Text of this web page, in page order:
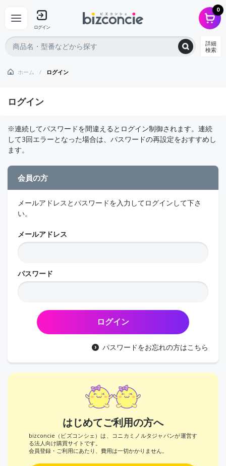
ログイン
0
詳細
検索
ホーム ログイン
ログイン
※連続してパスワードを間違えるとログイン制御されます。連続
して3回エラーとなった場合は、パスワードの再設定をおすすめし
ます。
会員の方
メールアドレス とパスワードを入力してログインして下さ
い。
メールアドレス
パスワード
パスワードをお忘れの方はこちら
はじめてご利用の方へ
bizconcie（ビズコンシェ）は、コニカミノルタジャパンが運営す
る法人向け購買サイトです。
会員登録・ご利用にあたり、費用は一切かかりません。